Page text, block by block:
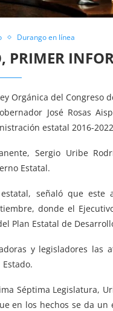
Durango en línea
PRIMER
Orgánica del Congreso
José Rosas
estatal 2016-
Sergio Uribe
Estatal.
señaló que este
donde el
Plan Estatal de
y legisladores las
Séptima Legislatura,
en los hechos se da